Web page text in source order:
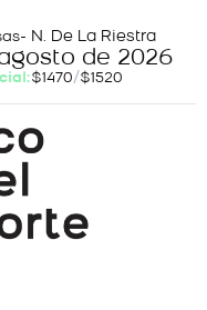
- N. De La Riestra
de 2026
$1470/$1520